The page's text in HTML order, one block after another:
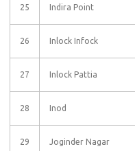
25 Indira Point
26 Inlock Infock
27 Inlock Pattia
28 Inod
29 Joginder Nagar